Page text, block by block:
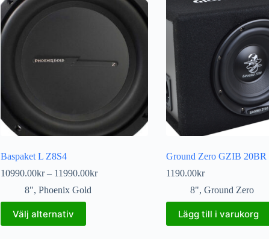
Baspaket L Z8S4
10990.00kr – 11990.00kr
8", Phoenix Gold
Välj alternativ
Ground Zero GZIB 20BR
1190.00kr
8", Ground Zero
Lägg till i varukorg